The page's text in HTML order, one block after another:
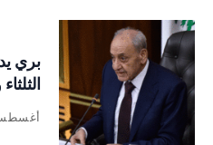
بري
أغسطس 7,